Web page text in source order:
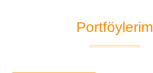
Portföylerim